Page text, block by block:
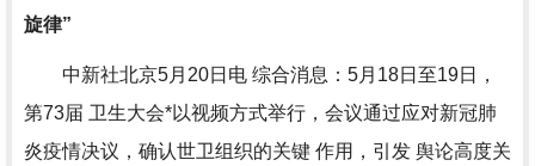
旋律”
中新社北京5月20日电 综合消息：5月18日至19日，
第73届 卫生大会*以视频方式举行，会议通过应对新冠肺
炎疫情决议，确认世卫组织的关键 作用，引发 舆论高度关